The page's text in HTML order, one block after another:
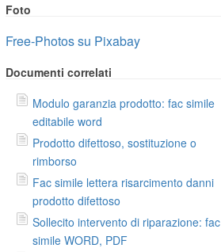
Foto
Free-Photos su Pixabay
Documenti correlati
Modulo garanzia prodotto: fac simile
editabile word
Prodotto difettoso, sostituzione o
rimborso
Fac simile lettera risarcimento danni
prodotto difettoso
Sollecito intervento di riparazione: fac
simile WORD, PDF